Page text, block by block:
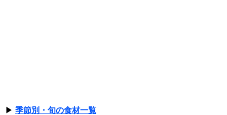
▶ 季節別・旬の食材一覧